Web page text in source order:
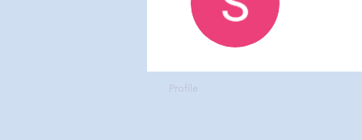
Profile